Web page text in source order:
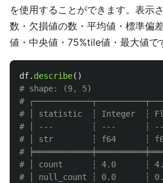
を使用することができます。表示
数・欠損値の数・平均値・標準偏
値・中央値・75%tile値・最大値で
df. describe()
# shape: (9, 5)
#
# │ statistic  ┆ Integer  ┆
# │ ---        ┆ ---      ┆
# │ str        ┆ f64      ┆
#
# │ count      ┆ 4.0
# │ null_count ┆ 0.0